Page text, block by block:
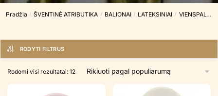
Pradžia / ŠVENTINĖ ATRIBUTIKA / BALIONAI / LATEKSINIAI / VIENSPALVIAI
RODYTI FILTRUS
Rodomi visi rezultatai: 12Rūšiuojama
populiarumą